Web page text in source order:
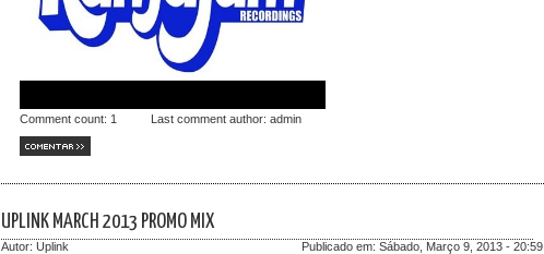
Comment count: 1 Last comment author: admin
COMENTAR >>
UPLINK MARCH 2013 PROMO MIX
Autor: Uplink Publicado em: Sábado, Março 9, 2013 - 20:59